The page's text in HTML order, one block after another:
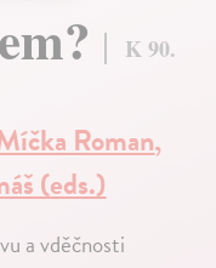
K 90.
Roman,
(eds.)
a vděčnosti